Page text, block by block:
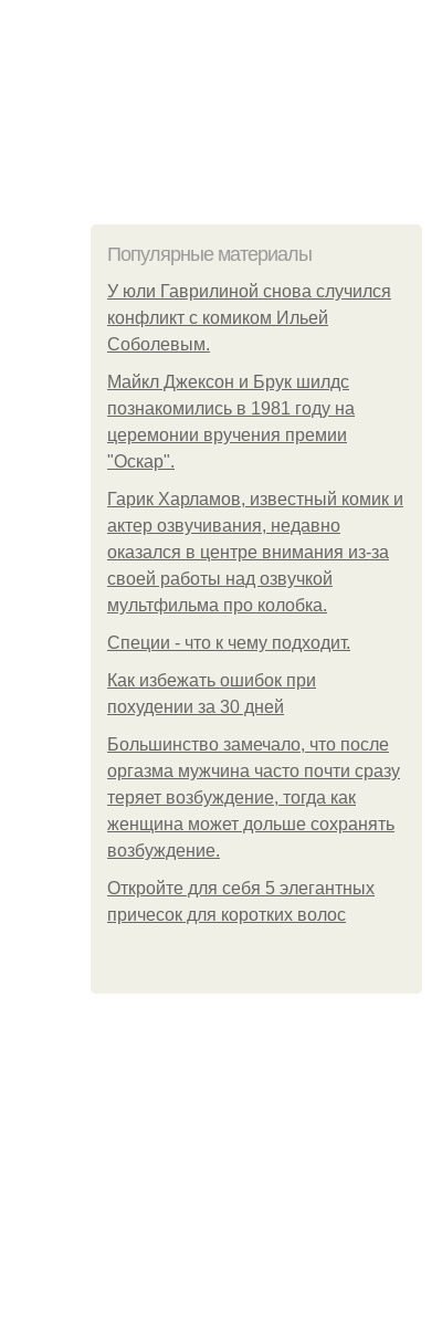
Популярные материалы
У юли Гаврилиной снова случился
конфликт с комиком Ильей
Соболевым.
Майкл Джексон и Брук шилдс
познакомились в 1981 году на
церемонии вручения премии
"Оскар".
Гарик Харламов, известный комик и
актер озвучивания, недавно
оказался в центре внимания из-за
своей работы над озвучкой
мультфильма про колобка.
Специи - что к чему подходит.
Как избежать ошибок при
похудении за 30 дней
Большинство замечало, что после
оргазма мужчина часто почти сразу
теряет возбуждение, тогда как
женщина может дольше сохранять
возбуждение.
Откройте для себя 5 элегантных
причесок для коротких волос